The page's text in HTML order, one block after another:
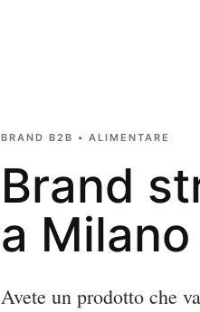
BRAND B2B • ALIMENTARE
Brand
a Milano
Avete un prodotto che